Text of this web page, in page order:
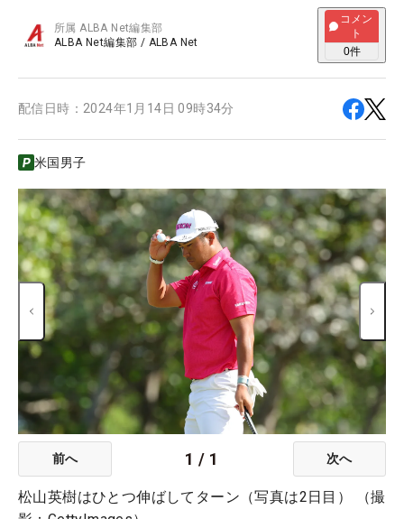
所属ALBA Net編集部
ALBA Net編集部 / ALBA Net
コメン
ト
0件
配信日時： 2024年1月14日 09時34分
米国男子
前へ 1 / 1 次へ
松山英樹はひとつ伸ばしてターン（写真は2日目） （撮